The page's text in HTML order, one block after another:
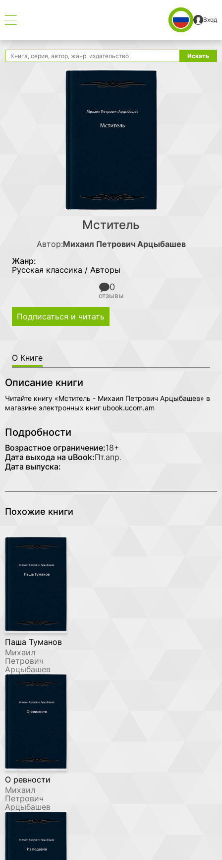
Вход
Поиск Искать
Мститель
Автор:Михаил Петрович Арцыбашев
Жанр:
Русская классика / Авторы
0
отзывы
Подписаться и читать
О Книге
Описание книги
Читайте книгу «Мститель - Михаил Петрович Арцыбашев» в
магазине электронных книг ubook.ucom.am
Подробности
Возрастное ограничение:18+
Дата выхода на uBook:Пт.апр.
Дата выпуска:
Похожие книги
Паша Туманов
Михаил
Петрович
Арцыбашев
О ревности
Михаил
Петрович
Арцыбашев